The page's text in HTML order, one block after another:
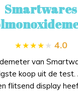
Smartwares
4.0
van
koop uit de
flitsend display